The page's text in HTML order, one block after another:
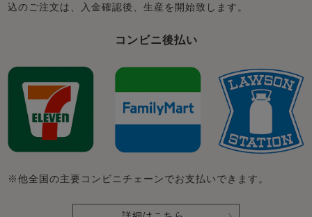
込のご注文は、入金確認後、生産を開始致します。
コンビニ後払い
※他全国の主要コンビニチェーンでお支払いできます。